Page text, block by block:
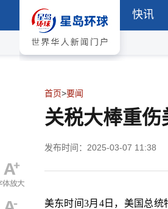
快讯
首页>要闻
关税大棒重
发布时间：2025-03-07 11:38
美东时间3月4日，美国总